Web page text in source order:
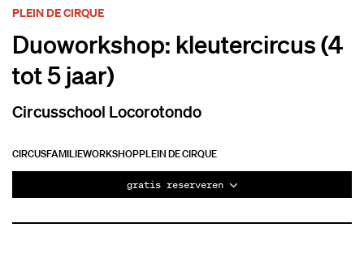
Duoworkshop: kleutercircus (4
tot 5 jaar)
Circusschool Locorotondo
PLEIN DE CIRQUE
CIRCUSFAMILIEWORKSHOPPLEIN DE CIRQUE
gratis reserveren